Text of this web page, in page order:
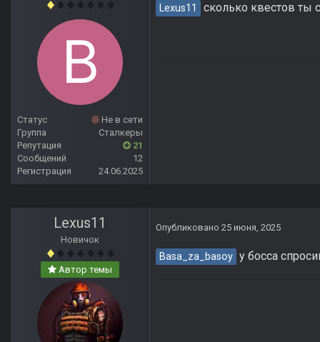
Статус
Не в сети
Группа
Сталкеры
Репутация
21
Сообщений
12
Регистрация
24.06.2025
Lexus11 сколько квестов ты
Lexus11
Новичок
Автор темы
Опубликовано 25 июня, 2025
Basa_za_basoy у босса